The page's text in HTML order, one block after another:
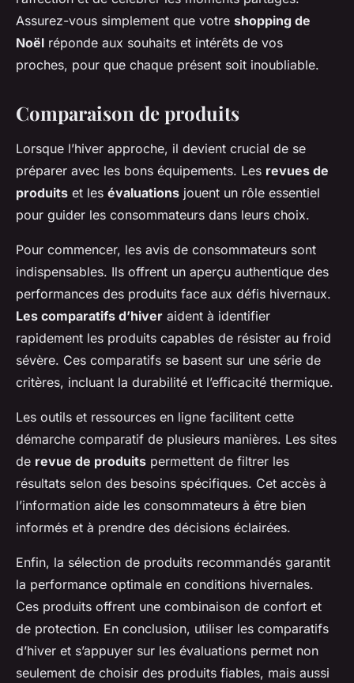
Assurez-vous simplement que votre shopping de
Noël réponde aux souhaits et intérêts de vos
proches, pour que chaque présent soit inoubliable.
Comparaison de produits
Lorsque l’hiver approche, il devient crucial de se
préparer avec les bons équipements. Les revues de
produits et les évaluations jouent un rôle essentiel
pour guider les consommateurs dans leurs choix.
Pour commencer, les avis de consommateurs sont
indispensables. Ils offrent un aperçu authentique des
performances des produits face aux défis hivernaux.
Les comparatifs d’hiver aident à identifier
rapidement les produits capables de résister au froid
sévère. Ces comparatifs se basent sur une série de
critères, incluant la durabilité et l’efficacité thermique.
Les outils et ressources en ligne facilitent cette
démarche comparatif de plusieurs manières. Les sites
de revue de produits permettent de filtrer les
résultats selon des besoins spécifiques. Cet accès à
l’information aide les consommateurs à être bien
informés et à prendre des décisions éclairées.
Enfin, la sélection de produits recommandés garantit
la performance optimale en conditions hivernales.
Ces produits offrent une combinaison de confort et
de protection. En conclusion, utiliser les comparatifs
d’hiver et s’appuyer sur les évaluations permet non
seulement de choisir des produits fiables, mais aussi